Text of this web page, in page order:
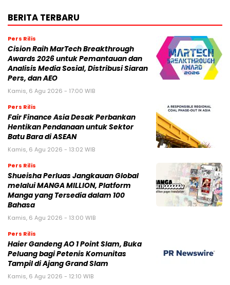
BERITA TERBARU
Pers Rilis
Cision Raih MarTech Breakthrough
Awards 2026 untuk Pemantauan dan
Analisis Media Sosial, Distribusi Siaran
Pers, dan AEO
Kamis, 6 Agu 2026 - 17:00 WIB
Pers Rilis
Fair Finance Asia Desak Perbankan
Hentikan Pendanaan untuk Sektor
Batu Bara di ASEAN
Kamis, 6 Agu 2026 - 13:02 WIB
Pers Rilis
Shueisha Perluas Jangkauan Global
melalui MANGA MILLION, Platform
Manga yang Tersedia dalam 100
Bahasa
Kamis, 6 Agu 2026 - 13:00 WIB
Pers Rilis
Haier Gandeng AO 1 Point Slam, Buka
Peluang bagi Petenis Komunitas
Tampil di Ajang Grand Slam
Kamis, 6 Agu 2026 - 12:10 WIB